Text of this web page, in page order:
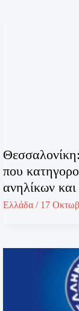
που
ανηλίκων
Ελλάδα/ 17